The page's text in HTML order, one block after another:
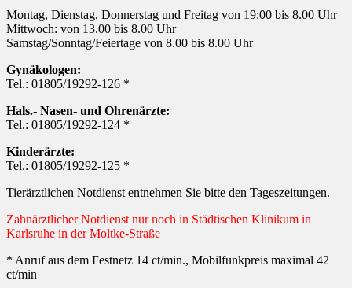
Montag, Dienstag, Donnerstag und Freitag von 19:00 bis 8.00 Uhr
Mittwoch: von 13.00 bis 8.00 Uhr
Samstag/Sonntag/Feiertage von 8.00 bis 8.00 Uhr
Gynäkologen:
Tel.: 01805/19292-126 *
Hals.- Nasen- und Ohrenärzte:
Tel.: 01805/19292-124 *
Kinderärzte:
Tel.: 01805/19292-125 *
Tierärztlichen Notdienst entnehmen Sie bitte den Tageszeitungen.
Zahnärztlicher Notdienst nur noch in Städtischen Klinikum in
Karlsruhe in der Moltke-Straße
* Anruf aus dem Festnetz 14 ct/min., Mobilfunkpreis maximal 42
ct/min